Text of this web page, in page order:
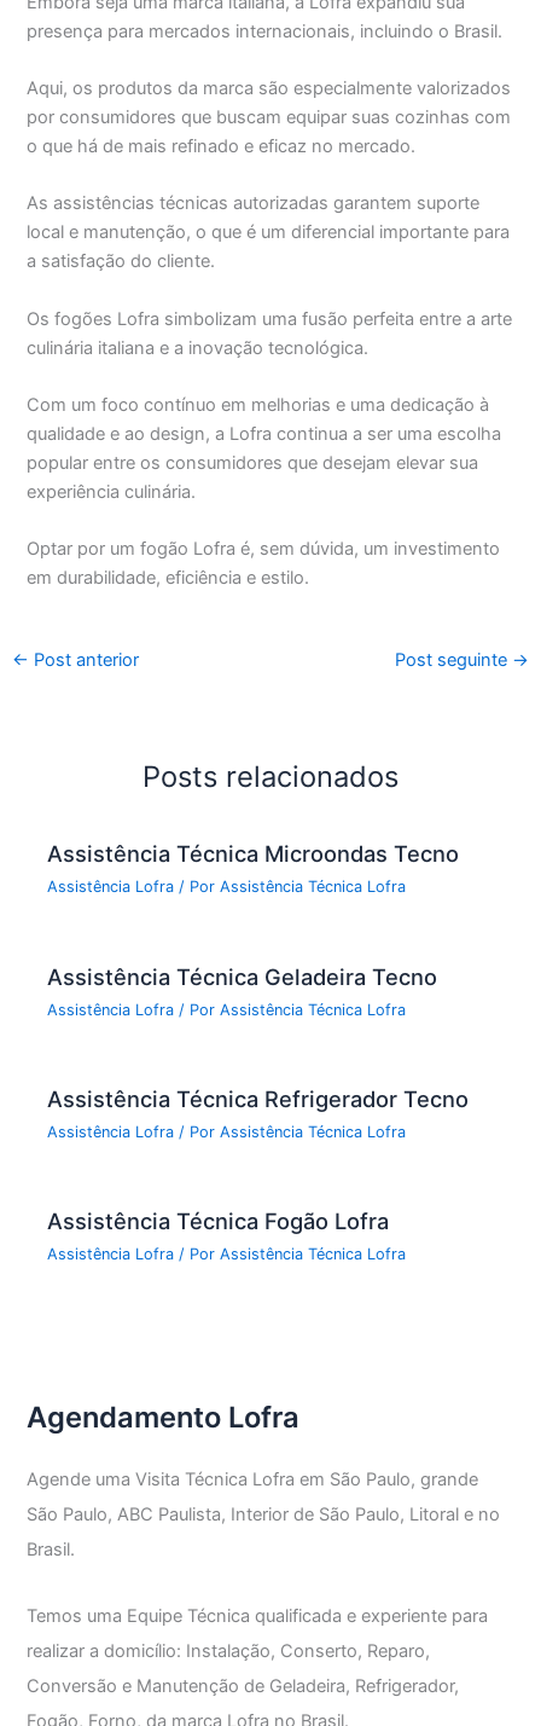
presença para mercados internacionais, incluindo o Brasil.
Aqui, os produtos da marca são especialmente valorizados
por consumidores que buscam equipar suas cozinhas com
o que há de mais refinado e eficaz no mercado.
As assistências técnicas autorizadas garantem suporte
local e manutenção, o que é um diferencial importante para
a satisfação do cliente.
Os fogões Lofra simbolizam uma fusão perfeita entre a arte
culinária italiana e a inovação tecnológica.
Com um foco contínuo em melhorias e uma dedicação à
qualidade e ao design, a Lofra continua a ser uma escolha
popular entre os consumidores que desejam elevar sua
experiência culinária.
Optar por um fogão Lofra é, sem dúvida, um investimento
em durabilidade, eficiência e estilo.
← Post anterior Post seguinte →
Posts relacionados
Assistência Técnica Microondas Tecno
Assistência Lofra / PorAssistência Técnica Lofra
Assistência Técnica Geladeira Tecno
Assistência Lofra / PorAssistência Técnica Lofra
Assistência Técnica Refrigerador Tecno
Assistência Lofra / PorAssistência Técnica Lofra
Assistência Técnica Fogão Lofra
Assistência Lofra / PorAssistência Técnica Lofra
Agendamento Lofra
Agende uma Visita Técnica Lofra em São Paulo, grande
São Paulo, ABC Paulista, Interior de São Paulo, Litoral e no
Brasil.
Temos uma Equipe Técnica qualificada e experiente para
realizar a domicílio: Instalação, Conserto, Reparo,
Conversão e Manutenção de Geladeira, Refrigerador,
Fogão, Forno, da marca Lofra no Brasil.